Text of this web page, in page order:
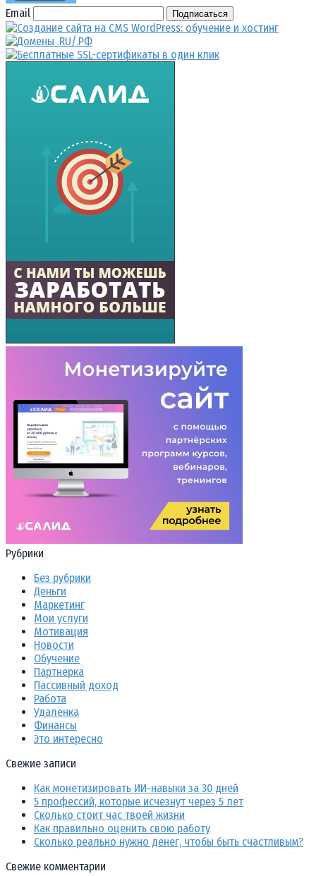
Email Подписаться
Рубрики
Без рубрики
Деньги
Маркетинг
Мои услуги
Мотивация
Новости
Обучение
Партнёрка
Пассивный доход
Работа
Удалёнка
Финансы
Это интересно
Свежие записи
Как монетизировать ИИ-навыки за 30 дней
5 профессий, которые исчезнут через 5 лет
Сколько стоит час твоей жизни
Как правильно оценить свою работу
Сколько реально нужно денег, чтобы быть счастливым?
Свежие комментарии